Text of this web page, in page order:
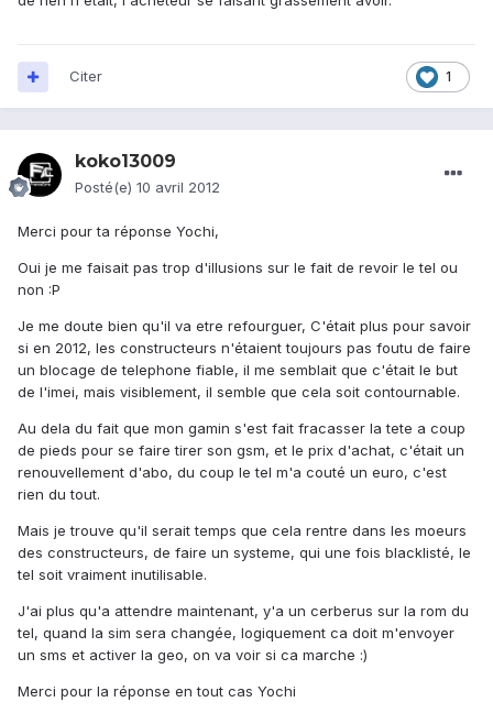
1
Citer
koko13009
Posté(e) 10 avril 2012
Merci pour ta réponse Yochi,
Oui je me faisait pas trop d'illusions sur le fait de revoir le tel ou
non :P
Je me doute bien qu'il va etre refourguer, C'était plus pour savoir
si en 2012, les constructeurs n'étaient toujours pas foutu de faire
un blocage de telephone fiable, il me semblait que c'était le but
de l'imei, mais visiblement, il semble que cela soit contournable.
Au dela du fait que mon gamin s'est fait fracasser la tete a coup
de pieds pour se faire tirer son gsm, et le prix d'achat, c'était un
renouvellement d'abo, du coup le tel m'a couté un euro, c'est
rien du tout.
Mais je trouve qu'il serait temps que cela rentre dans les moeurs
des constructeurs, de faire un systeme, qui une fois blacklisté, le
tel soit vraiment inutilisable.
J'ai plus qu'a attendre maintenant, y'a un cerberus sur la rom du
tel, quand la sim sera changée, logiquement ca doit m'envoyer
un sms et activer la geo, on va voir si ca marche :)
Merci pour la réponse en tout cas Yochi